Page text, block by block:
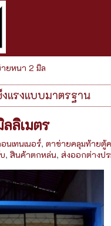
ยหนา 2 มิล
แรงแบบมาตรฐาน
ลิเมตร
เทนเนอร์, ตาข่ายคลุมท้ายตู้
, สินค้าตกหล่น, ส่งออกต่างปร